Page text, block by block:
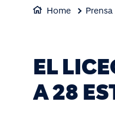
Home Prensa
EL
A 28